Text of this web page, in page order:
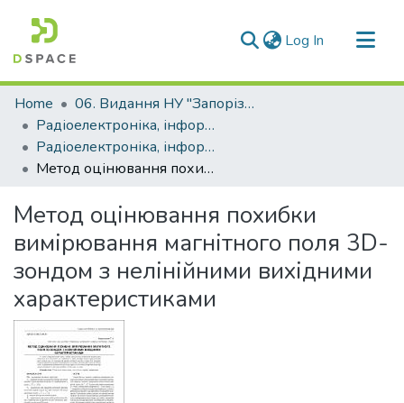
Log In (current)
Communities & Collections
All of DSpace
Statistics
Home
06. Видання НУ "Запорізька політехніка"
Радіоелектроніка, інформатика, управління (РІУ)
Радіоелектроніка, інформатика, управління - 2014, №2 (31)
Метод оцінювання похибки вимірювання магнітного поля 3D-зондом з нелінійними вихідними характеристиками
Метод оцінювання похибки
вимірювання магнітного поля 3D-
зондом з нелінійними вихідними
характеристиками